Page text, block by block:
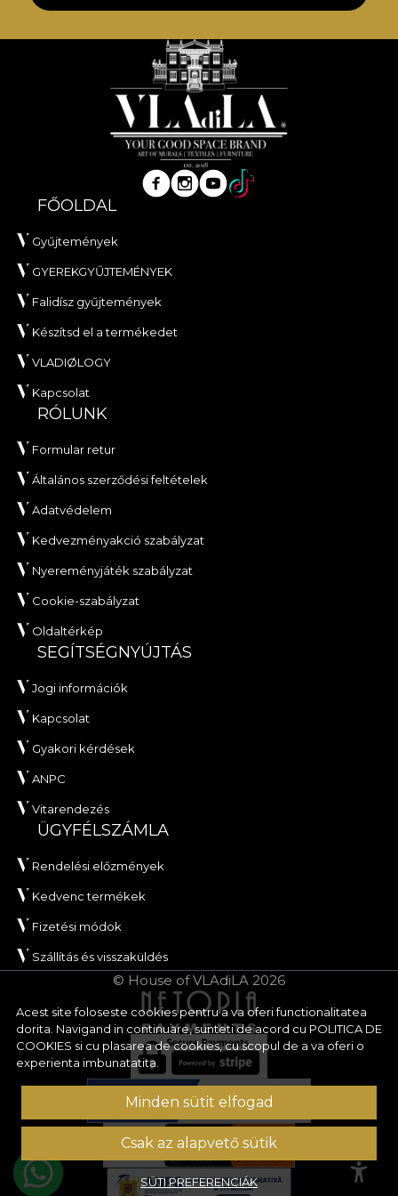
Acest site foloseste cookies pentru a va oferi functionalitatea
dorita. Navigand in continuare, sunteti de acord cu POLITICA DE
COOKIES si cu plasarea de cookies, cu scopul de a va oferi o
experienta imbunatatita.
Minden sütit elfogad
Csak az alapvető sütik
SÜTI PREFERENCIÁK
FŐOLDAL
Gyűjtemények
GYEREKGYŰJTEMÉNYEK
Falidísz gyűjtemények
Készítsd el a termékedet
VLADIØLOGY
Kapcsolat
RÓLUNK
Formular retur
Általános szerződési feltételek
Adatvédelem
Kedvezményakció szabályzat
Nyereményjáték szabályzat
Cookie-szabályzat
Oldaltérkép
SEGÍTSÉGNYÚJTÁS
Jogi információk
Kapcsolat
Gyakori kérdések
ANPC
Vitarendezés
ÜGYFÉLSZÁMLA
Rendelési előzmények
Kedvenc termékek
Fizetési módok
Szállítás és visszaküldés
© House of VLAdiLA 2026